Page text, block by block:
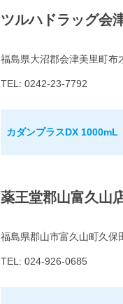
ツルハドラッグ会
福島県大沼郡会津美里町布
TEL: 0242-23-7792
カダンプラスDX 1000mL
薬王堂郡山富久山
福島県郡山市富久山町久保
TEL: 024-926-0685